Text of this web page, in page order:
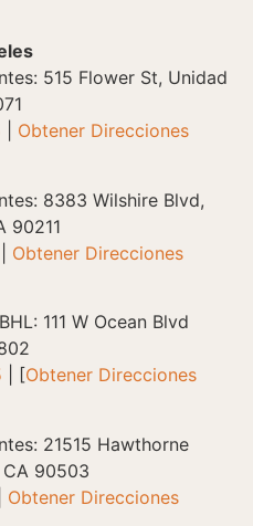
515 Flower St, Unidad
Obtener Direcciones
8383 Wilshire Blvd,
90211
Obtener Direcciones
111 W Ocean Blvd
| [Obtener Direcciones
21515 Hawthorne
90503
Obtener Direcciones